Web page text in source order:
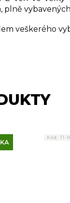
veškerého
Kód: TI-